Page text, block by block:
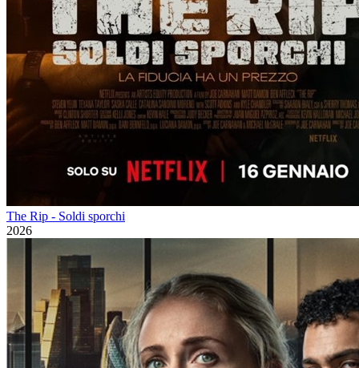
The Rip - Soldi sporchi
2026